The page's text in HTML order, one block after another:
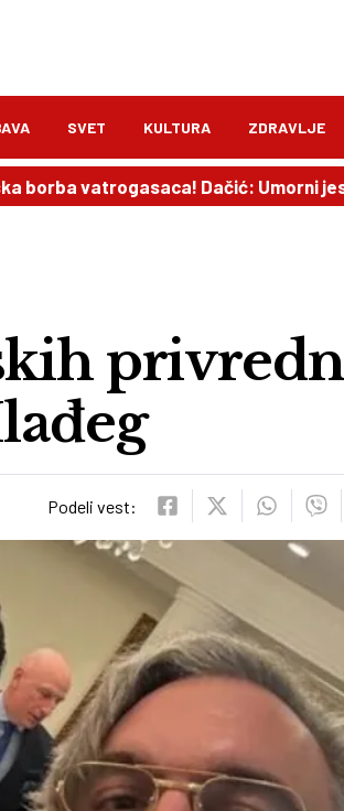
SVET KULTURA ZDRAVLJE
Dačić: Umorni jesu. Ali ne
Podeli vest: